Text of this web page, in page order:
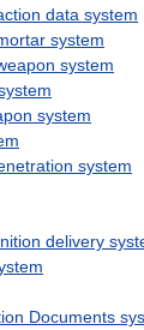
data system
system
system
system
system
delivery
Documents